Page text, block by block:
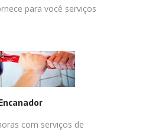
para você serviços
com serviços de